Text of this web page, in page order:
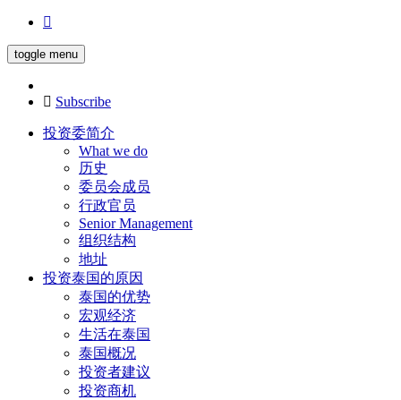
toggle menu
Subscribe
投资委简介
What we do
历史
委员会成员
行政官员
Senior Management
组织结构
地址
投资泰国的原因
泰国的优势
宏观经济
生活在泰国
泰国概况
投资者建议
投资商机